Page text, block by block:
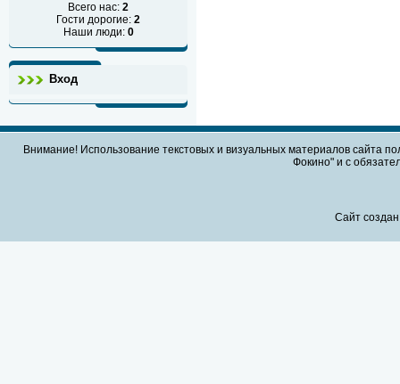
Всего нас: 2
Гости дорогие: 2
Наши люди: 0
Вход
Внимание! Использование текстовых и визуальных материалов сайта
Фокино" и с
Сайт